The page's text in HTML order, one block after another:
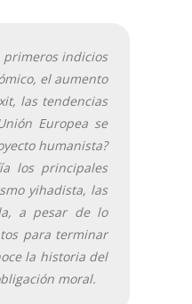
primeros indicios
el aumento
las tendencias
Europea se
humanista?
los principales
yihadista, las
a pesar de lo
para terminar
la historia del
moral.